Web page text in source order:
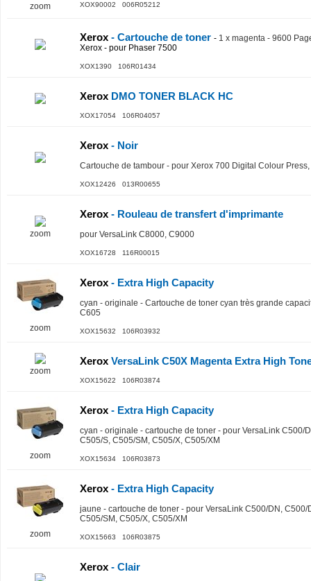
zoom XOX90002 006R05212
Xerox - Cartouche de toner - 1 x magenta - 9600
Xerox - pour Phaser 7500
XOX1390 106R01434
Xerox DMO TONER BLACK HC
XOX17054 106R04057
Xerox - Noir
Cartouche de tambour - pour Xerox 700 Digital Colour
XOX12426 013R00655
zoom
Xerox - Rouleau de transfert d'imprimante
pour VersaLink C8000, C9000
XOX16728 116R00015
zoom
Xerox - Extra High Capacity
cyan - originale - Cartouche de toner cyan très grande
C605
XOX15632 106R03932
zoom
Xerox VersaLink C50X Magenta Extra High
XOX15622 106R03874
zoom
Xerox - Extra High Capacity
cyan - originale - cartouche de toner - pour VersaLink C500/
C505/S, C505/SM, C505/X, C505/XM
XOX15634 106R03873
zoom
Xerox - Extra High Capacity
jaune - cartouche de toner - pour VersaLink C500/DN, C500/
C505/SM, C505/X, C505/XM
XOX15663 106R03875
Xerox - Clair